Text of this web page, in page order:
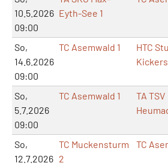
10.5.2026
09:00
Eyth-See 1
So,
14.6.2026
09:00
TC Asemwald 1
HTC
Kickers
So,
5.7.2026
09:00
TC Asemwald 1
TA TSV
So,
12.7.2026
TC Muckensturm
2
TC